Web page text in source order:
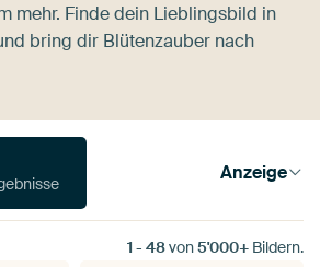
mehr. Finde dein Lieblingsbild in
bring dir Blütenzauber nach
Ergebnisse Anzeige
1 - 48von5'000+ Bildern.